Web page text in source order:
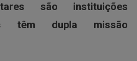
são instituições
têm dupla missão